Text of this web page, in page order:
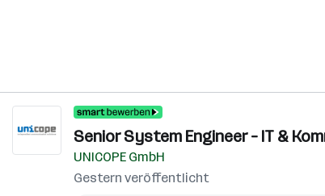
Senior System Engineer – IT &
UNICOPE GmbH
Gestern veröffentlicht